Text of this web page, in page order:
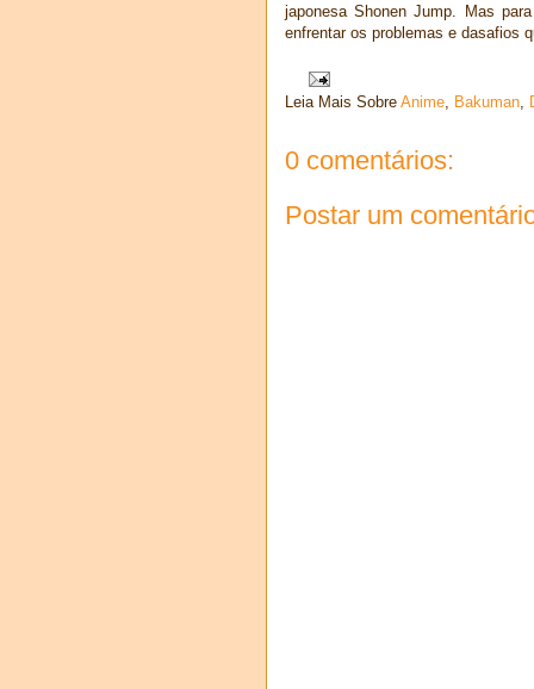
japonesa Shonen Jump. Mas
enfrentar os problemas e dasafios
Leia Mais Sobre Anime, Bakuman,
0 comentários:
Postar um